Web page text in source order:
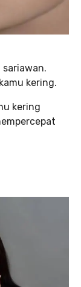
kering.
kering